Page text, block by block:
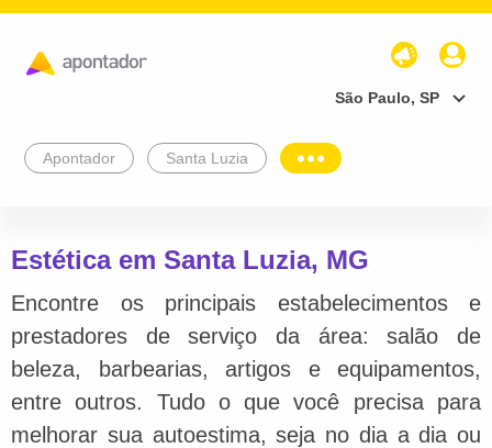
São Paulo, SP
Apontador Santa Luzia
Estética em Santa Luzia, MG
Encontre os principais estabelecimentos e
prestadores de serviço da área: salão de
beleza, barbearias, artigos e equipamentos,
entre outros. Tudo o que você precisa para
melhorar sua autoestima, seja no dia a dia ou